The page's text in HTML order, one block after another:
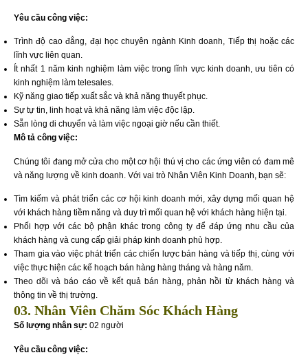
Yêu cầu công việc:
Trình độ cao đẳng, đại học chuyên ngành Kinh doanh, Tiếp thị hoặc các
lĩnh vực liên quan.
Ít nhất 1 năm kinh nghiệm làm việc trong lĩnh vực kinh doanh, ưu tiên có
kinh nghiệm làm telesales.
Kỹ năng giao tiếp xuất sắc và khả năng thuyết phục.
Sự tự tin, linh hoạt và khả năng làm việc độc lập.
Sẵn lòng di chuyển và làm việc ngoại giờ nếu cần thiết.
Mô tả công việc:
Chúng tôi đang mở cửa cho một cơ hội thú vị cho các ứng viên có đam mê
và năng lượng về kinh doanh. Với vai trò Nhân Viên Kinh Doanh, bạn sẽ:
Tìm kiếm và phát triển các cơ hội kinh doanh mới, xây dựng mối quan hệ
với khách hàng tiềm năng và duy trì mối quan hệ với khách hàng hiện tại.
Phối hợp với các bộ phận khác trong công ty để đáp ứng nhu cầu của
khách hàng và cung cấp giải pháp kinh doanh phù hợp.
Tham gia vào việc phát triển các chiến lược bán hàng và tiếp thị, cùng với
việc thực hiện các kế hoạch bán hàng hàng tháng và hàng năm.
Theo dõi và báo cáo về kết quả bán hàng, phản hồi từ khách hàng và
thông tin về thị trường.
03. Nhân Viên Chăm Sóc Khách Hàng
Số lượng nhân sự: 02 người
Yêu cầu công việc: